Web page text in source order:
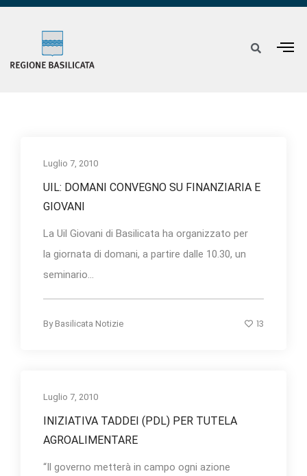
Luglio 7, 2010
UIL: DOMANI CONVEGNO SU FINANZIARIA E
GIOVANI
La Uil Giovani di Basilicata ha organizzato per
la giornata di domani, a partire dalle 10.30, un
seminario...
By Basilicata Notizie 13
Luglio 7, 2010
INIZIATIVA TADDEI (PDL) PER TUTELA
AGROALIMENTARE
“Il governo metterà in campo ogni azione